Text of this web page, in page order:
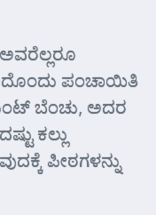
ಅದೊಂದು ಪಂಚಾಯಿತಿ
ಬೆಂಚು, ಅದರ
ಕಲ್ಲು
ಪೀಠಗಳನ್ನು